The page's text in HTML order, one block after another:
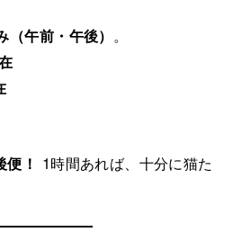
（午前・午後） 。
！ 1時間あれば、十分に猫た